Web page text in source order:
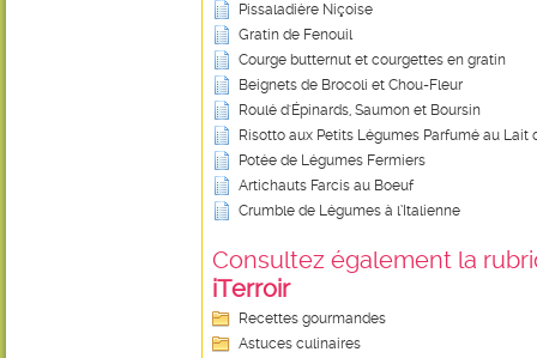
Pissaladière Niçoise
Gratin de Fenouil
Courge butternut et courgettes en gratin
Beignets de Brocoli et Chou-Fleur
Roulé d'Épinards, Saumon et Boursin
Risotto aux Petits Légumes Parfumé au Lait
Potée de Légumes Fermiers
Artichauts Farcis au Boeuf
Crumble de Légumes à l’Italienne
Consultez également la
iTerroir
Recettes gourmandes
Astuces culinaires